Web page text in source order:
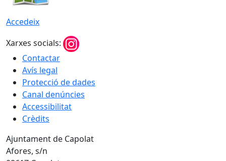
Accedeix
Xarxes socials:
Contactar
Avís legal
Protecció de dades
Canal denúncies
Accessibilitat
Crèdits
Ajuntament de Capolat
Afores, s/n